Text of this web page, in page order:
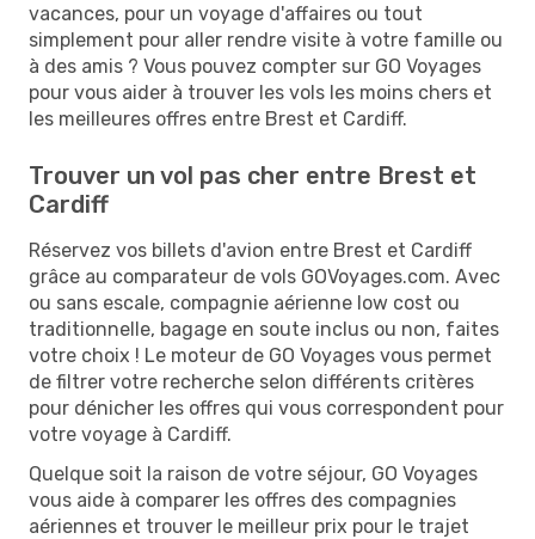
vacances, pour un voyage d'affaires ou tout
simplement pour aller rendre visite à votre famille ou
à des amis ? Vous pouvez compter sur GO Voyages
pour vous aider à trouver les vols les moins chers et
les meilleures offres entre Brest et Cardiff.
Trouver un vol pas cher entre Brest et
Cardiff
Réservez vos billets d'avion entre Brest et Cardiff
grâce au comparateur de vols GOVoyages.com. Avec
ou sans escale, compagnie aérienne low cost ou
traditionnelle, bagage en soute inclus ou non, faites
votre choix ! Le moteur de GO Voyages vous permet
de filtrer votre recherche selon différents critères
pour dénicher les offres qui vous correspondent pour
votre voyage à Cardiff.
Quelque soit la raison de votre séjour, GO Voyages
vous aide à comparer les offres des compagnies
aériennes et trouver le meilleur prix pour le trajet